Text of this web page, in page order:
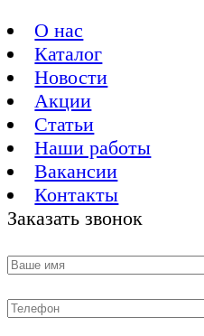
О нас
Каталог
Новости
Акции
Статьи
Наши работы
Вакансии
Контакты
Заказать звонок